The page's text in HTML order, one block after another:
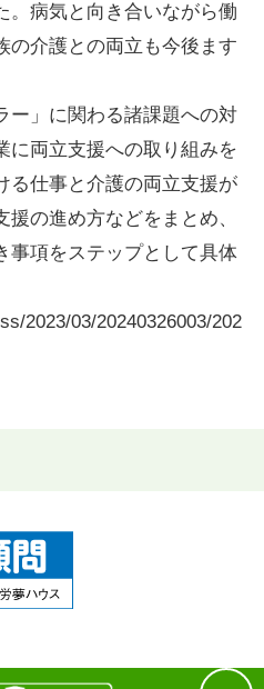
。病気と向き合いながら働
の介護との両立も今後ます
ー」に関わる諸課題への対
に両立支援への取り組みを
る仕事と介護の両立支援が
の進め方などをまとめ、
事項をステップとして具体
2023/03/20240326003/202